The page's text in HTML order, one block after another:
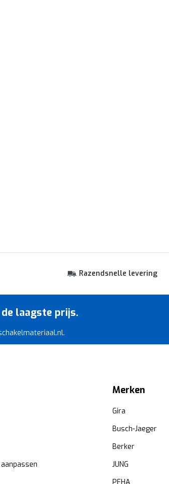
Razendsnelle levering
laagste prijs.
Merken
Gira
Busch-Jaeger
Berker
JUNG